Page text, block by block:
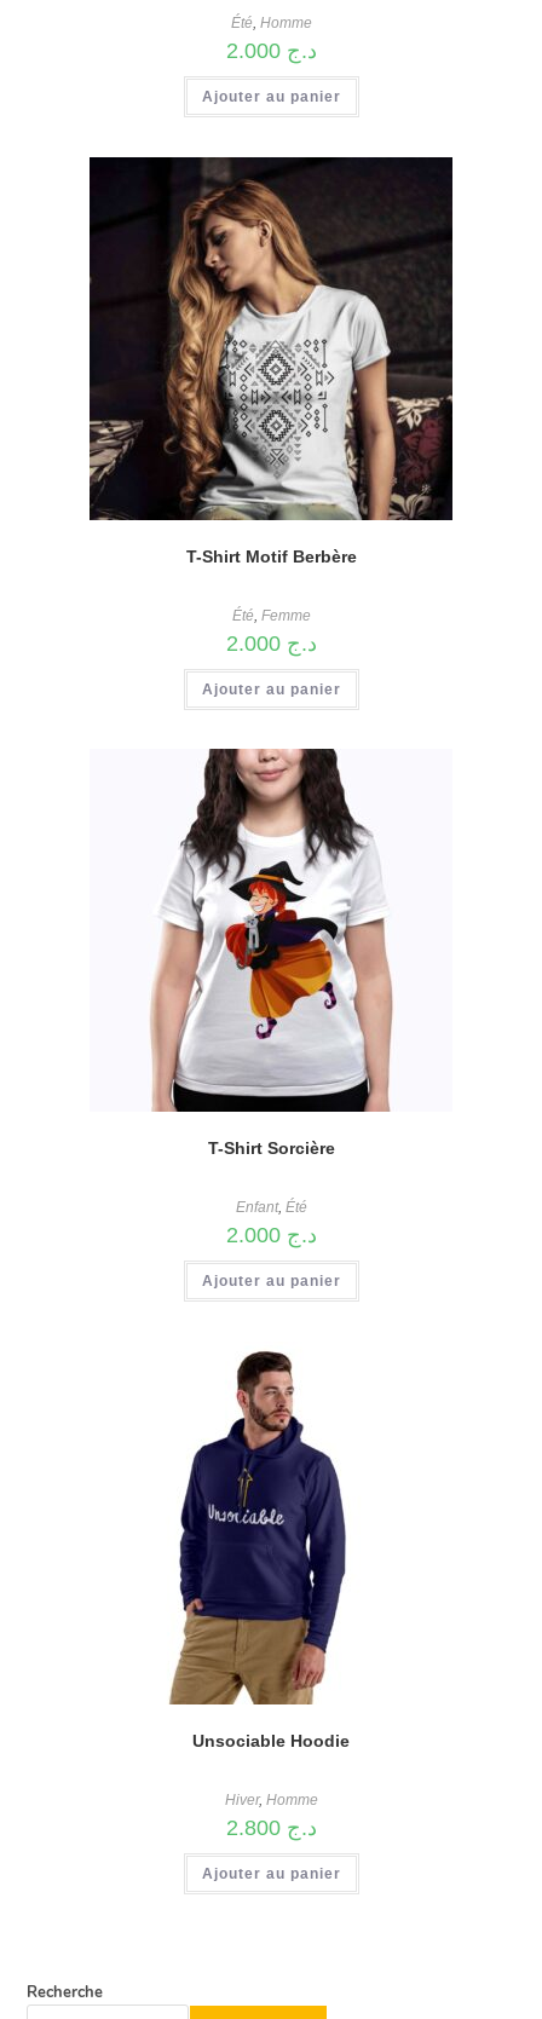
Été, Homme
د.ج 2.000
Ajouter au panier
T-Shirt Motif Berbère
Été Femme
د.ج 2.000
Ajouter au panier
T-Shirt Sorcière
Enfant, Été
د.ج 2.000
Ajouter au panier
Unsociable Hoodie
Hiver, Homme
د.ج 2.800
Ajouter au panier
Recherche